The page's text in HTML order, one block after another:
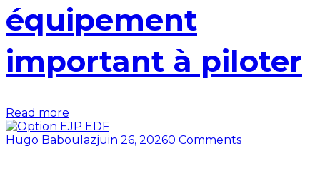
équipement
important à piloter
Read more
Hugo Baboulazjuin 26, 20260 Comments